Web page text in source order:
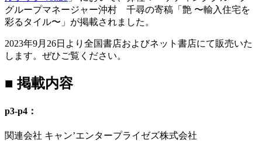
グループマネージャー沖村 千尋の寄稿「艶 〜輸入住宅を
彩るタイル〜」が掲載されました。
2023年9月26日より全国書店およびネット書店にて販売いた
します。ぜひご覧ください。
■ 掲載内容
p3-p4：
関連会社 キャン’エンタープライゼズ株式会社